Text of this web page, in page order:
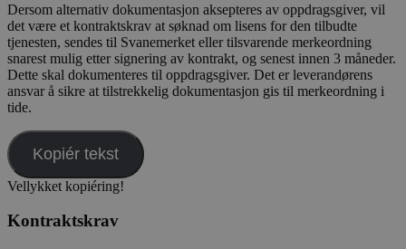
Dersom alternativ dokumentasjon aksepteres av oppdragsgiver, vil
det være et kontraktskrav at søknad om lisens for den tilbudte
tjenesten, sendes til Svanemerket eller tilsvarende merkeordning
snarest mulig etter signering av kontrakt, og senest innen 3 måneder.
Dette skal dokumenteres til oppdragsgiver. Det er leverandørens
ansvar å sikre at tilstrekkelig dokumentasjon gis til merkeordning i
tide.
Kopiér tekst
Vellykket kopiéring!
Kontraktskrav